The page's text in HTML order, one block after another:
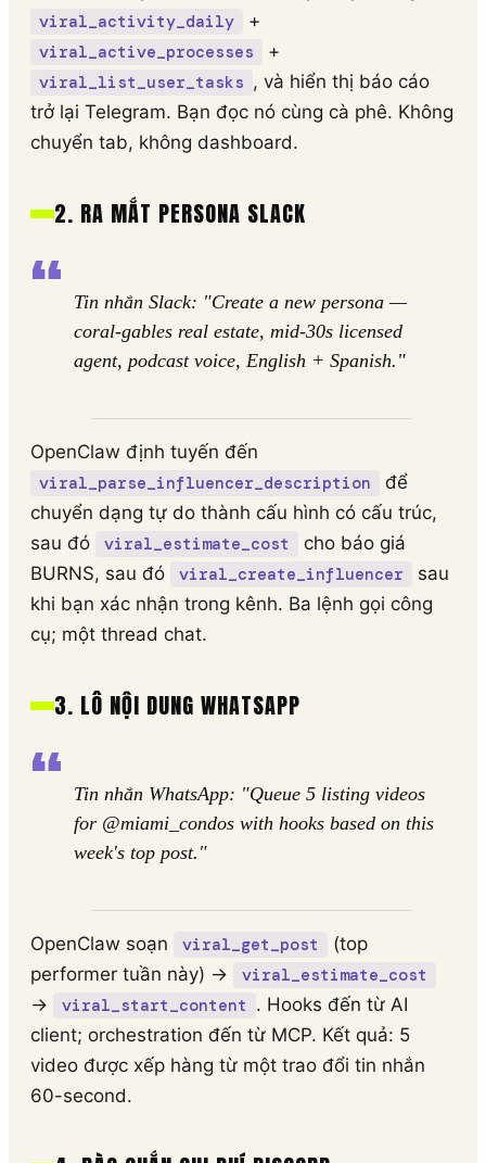
viral_activity_daily
+
viral_active_processes
+
viral_list_user_tasks , và hiển thị báo cáo
trở lại Telegram. Bạn đọc nó cùng cà phê. Không
chuyển tab, không dashboard.
2. RA MẮT PERSONA SLACK
Tin nhắn Slack: "Create a new persona —
coral-gables real estate, mid-30s licensed
agent, podcast voice, English + Spanish."
OpenClaw định tuyến đến
viral_parse_influencer_description
để
chuyển dạng tự do thành cấu hình có cấu trúc,
sau đó
viral_estimate_cost
cho báo giá
BURNS, sau đó
viral_create_influencer
sau
khi bạn xác nhận trong kênh. Ba lệnh gọi công
cụ; một thread chat.
3. LÔ NỘI DUNG WHATSAPP
Tin nhắn WhatsApp: "Queue 5 listing videos
for @miami_condos with hooks based on this
week's top post."
OpenClaw soạn viral_get_post
(top
performer tuần này) →
viral_estimate_cost
→
viral_start_content . Hooks đến từ AI
client; orchestration đến từ MCP. Kết quả: 5
video được xếp hàng từ một trao đổi tin nhắn
60-second.